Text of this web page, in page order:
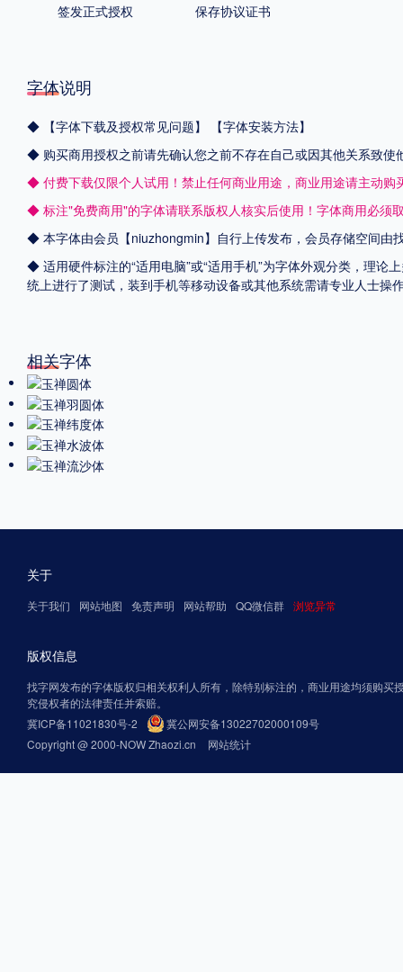
签发正式授权
保存协议证书
字体说明
◆ 【字体下载及授权常见问题】
【字体安装方法】
◆ 购买商用授权之前请先确认您之前不存在自己或因其他关系致使
◆ 付费下载仅限个人试用！禁止任何商业用途，商业用途请主动购
◆ 标注"免费商用"的字体请联系版权人核实后使用！字体商用必须
◆ 本字体由会员【niuzhongmin】自行上传发布，会员存储空间由
◆ 适用硬件标注的“适用电脑”或“适用手机”为字体外观分类，理论
统上进行了测试，装到手机等移动设备或其他系统需请专业人士
相关字体
关于
关于我们 网站地图 免责声明 网站帮助 QQ微信群 浏览异常
版权信息
找字网发布的字体版权归相关权利人所有，除特别标注的，商业用途均须购买
究侵权者的法律责任并索赔。
冀ICP备11021830号-2
冀公网安备13022702000109号
Copyright @ 2000-NOW Zhaozi.cn
网站统计